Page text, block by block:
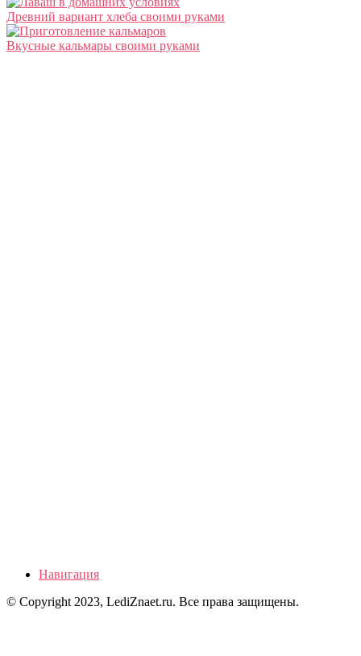
Древний вариант хлеба своими руками
Вкусные кальмары своими руками
Навигация
© Copyright 2023, LediZnaet.ru. Все права защищены.